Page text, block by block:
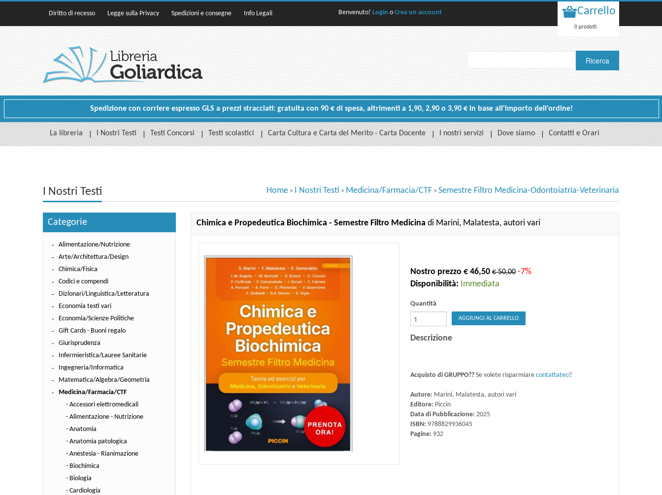
Diritto di recesso Legge sulla Privacy Spedizioni e consegne Info Legali Benvenuto! Login o Crea un account Carrello
0 prodotti
Spedizione con corriere espresso GLS a prezzi stracciati: gratuita con 90 € di spesa, altrimenti a 1,90, 2,90 o 3,90 € in base all'importo dell'ordine!
La libreria I Nostri Testi Testi Concorsi Testi scolastici Carta Cultura e Carta del Merito - Carta Docente I nostri servizi Dove siamo Contatti e Orari
I Nostri Testi Home > I Nostri Testi > Medicina/Farmacia/CTF > Semestre Filtro Medicina-Odontoiatria-Veterinaria
Categorie
Alimentazione/Nutrizione
Arte/Architettura/Design
Chimica/Fisica
Codici e compendi
Dizionari/Linguistica/Letteratura
Economia testi vari
Economia/Scienze Politiche
Gift Cards - Buoni regalo
Giurisprudenza
Infermieristica/Lauree Sanitarie
Ingegneria/Informatica
Matematica/Algebra/Geometria
Medicina/Farmacia/CTF
- Accessori elettromedicali
- Alimentazione - Nutrizione
- Anatomia
- Anatomia patologica
- Anestesia - Rianimazione
- Biochimica
- Biologia
- Cardiologia
Chimica e Propedeutica Biochimica - Semestre Filtro Medicina di Marini, Malatesta, autori vari
Nostro prezzo € 46,50 € 50,00 -7%
Disponibilità: Immediata
Quantità
AGGIUNGI AL CARRELLO
Descrizione
Acquisto di GRUPPO??Se volete risparmiare contattateci!
Autore: Marini, Malatesta, autori vari
Editore: Piccin
Data di Pubblicazione: 2025
ISBN: 9788829936045
Pagine: 932